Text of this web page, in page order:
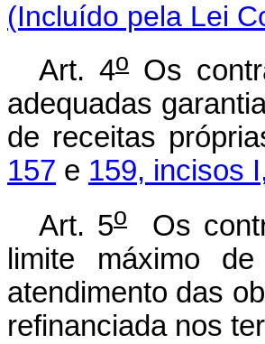
(Incluído pela Lei
Art. 4oOs
adequadas
de receitas
157 e 159, incisos
Art. 5o
Os
limite máximo
atendimento das
refinanciada nos